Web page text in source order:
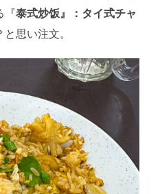
『泰式炒饭』：タイ式チャ
思い注文。